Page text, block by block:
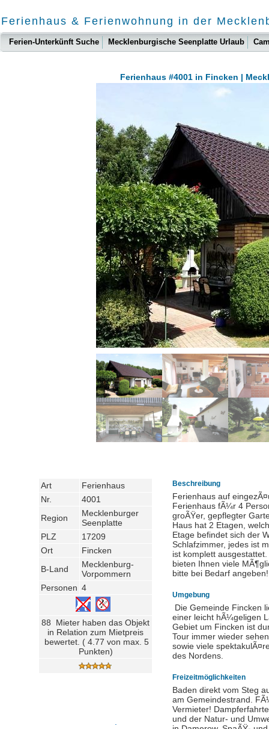
Ferienhaus & Ferienwohnung in der
Ferien-Unterkünft Suche Mecklenburgische Seenplatte Urlaub
Ferienhaus #4001 in Fincken |
Art
Ferienhaus
Nr.
4001
Region
Mecklenburger
Seenplatte
PLZ
17209
Ort
Fincken
B-Land
Mecklenburg-
Vorpommern
Personen 4
88 Mieter haben das Objekt
in Relation zum Mietpreis
bewertet. ( 4.77 von max. 5
Punkten)
Beschreibung
Ferienhaus auf
Ferienhaus fÃ¼r 4
groÃŸer, gepflegter
Haus hat 2 Etagen,
Etage befindet sich der
Schlafzimmer, jedes ist
ist komplett
bieten Ihnen viele
bitte bei Bedarf angeben!
Umgebung
Die Gemeinde Fincken
einer leicht hÃ¼geligen
Gebiet um Fincken ist
Tour immer wieder
sowie viele
des Nordens.
Freizeitmöglichkeiten
Baden direkt vom Steg
am Gemeindestrand.
Vermieter!
und der Natur- und